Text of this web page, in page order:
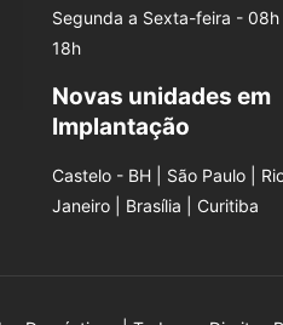
Segunda a Sexta-feira - 08h
18h
Novas unidades em
Implantação
Castelo - BH | São Paulo |
Janeiro | Brasília | Curitiba